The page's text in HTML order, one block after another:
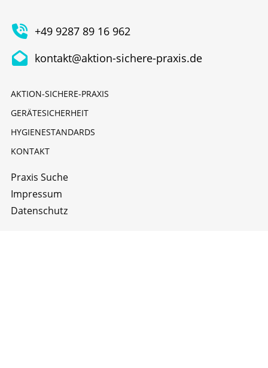
+49 9287 89 16 962
kontakt@aktion-sichere-praxis.de
AKTION-SICHERE-PRAXIS
GERÄTESICHERHEIT
HYGIENESTANDARDS
KONTAKT
Praxis Suche
Impressum
Datenschutz